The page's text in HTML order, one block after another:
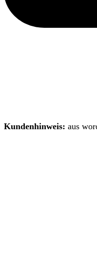
Kundenhinweis: aus